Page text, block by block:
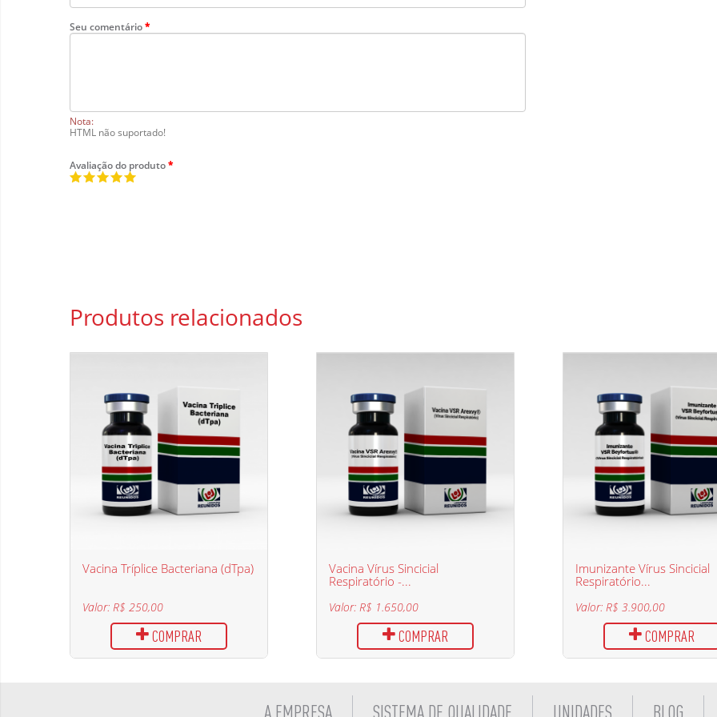
Seu comentário
Nota:
HTML não suportado!
Avaliação do produto
Produtos relacionados
Vacina Tríplice Bacteriana (dTpa)
Valor: R$ 250,00
COMPRAR
Vacina Vírus Sincicial
Respiratório -...
Valor: R$ 1.650,00
COMPRAR
Imunizante Vírus Sincicial
Respiratório...
Valor: R$ 3.900,00
COMPRAR
A EMPRESA SISTEMA DE QUALIDADE UNIDADES BLOG